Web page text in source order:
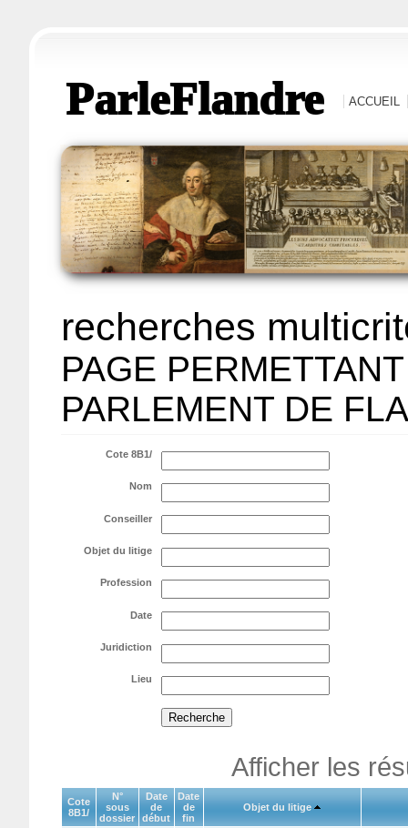
ParleFlandre ACCUEIL
recherches
PAGE
PARLEMENT DE
Cote 8B1/
Nom
Conseiller
Objet du litige
Profession
Date
Juridiction
Lieu
Afficher les
Cote
8B1/
N°
sous
dossier
Date
de
début
Date
de
fin
Objet du litige